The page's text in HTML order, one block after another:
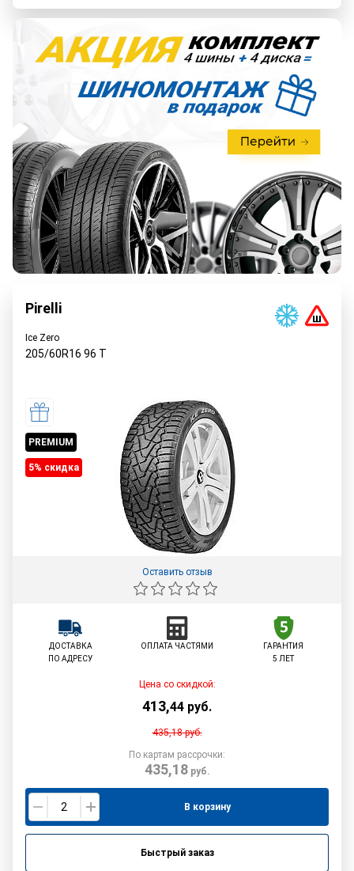
Pirelli
Ice Zero
205/60R16 96 T
PREMIUM
5% cкидка
Оставить отзыв
ДОСТАВКА
ПО АДРЕСУ
ОПЛАТА ЧАСТЯМИ
ГАРАНТИЯ
5 ЛЕТ
Цена со скидкой:
413,44 руб.
435,18руб.
По картам рассрочки:
435,18руб.
В корзину
Быстрый заказ